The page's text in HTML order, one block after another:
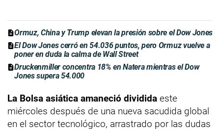
Ormuz, China y Trump elevan la presión sobre el Dow Jones
El Dow Jones cerró en 54.036 puntos, pero Ormuz vuelve a
poner en duda la calma de Wall Street
Druckenmiller concentra 18% en Natera mientras el Dow
Jones supera 54.000
La Bolsa asiática amaneció dividida este
miércoles después de una nueva sacudida global
en el sector tecnológico, arrastrado por las dudas